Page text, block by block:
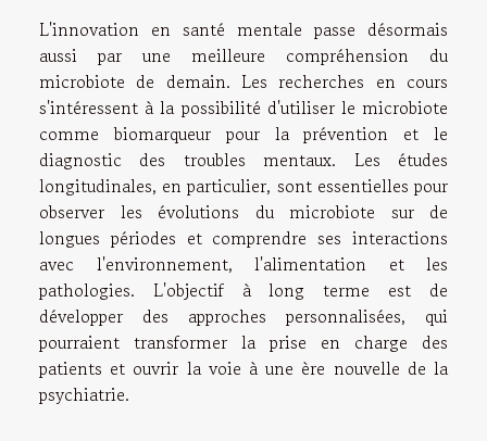
L'innovation en santé mentale passe désormais
aussi par une meilleure compréhension du
microbiote de demain. Les recherches en cours
s'intéressent à la possibilité d'utiliser le microbiote
comme biomarqueur pour la prévention et le
diagnostic des troubles mentaux. Les études
longitudinales, en particulier, sont essentielles pour
observer les évolutions du microbiote sur de
longues périodes et comprendre ses interactions
avec l'environnement, l'alimentation et les
pathologies. L'objectif à long terme est de
développer des approches personnalisées, qui
pourraient transformer la prise en charge des
patients et ouvrir la voie à une ère nouvelle de la
psychiatrie.